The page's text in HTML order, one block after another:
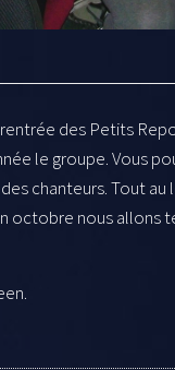
des Petits
le groupe. Vous
chanteurs. Tout
octobre nous allons